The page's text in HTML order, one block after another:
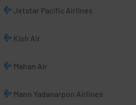
Jetstar Pacific Airlines
Kish Air
Mahan Air
Mann Yadanarpon Airlines